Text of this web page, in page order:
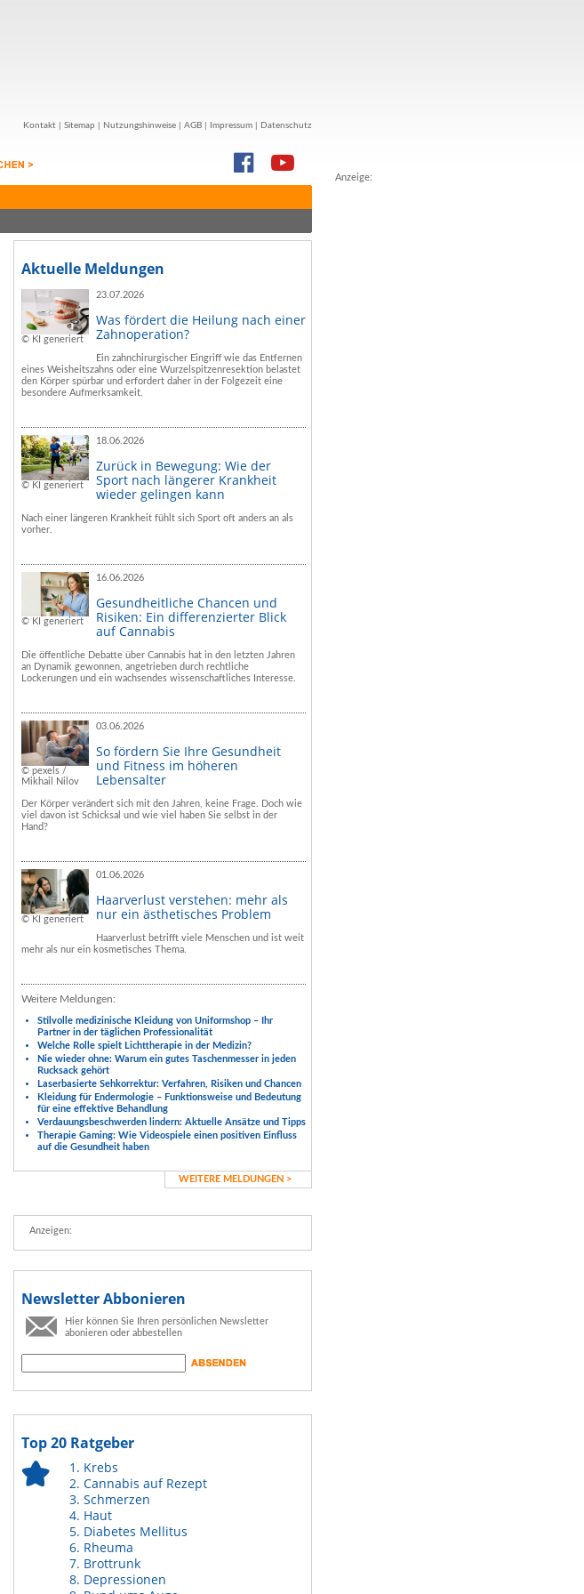
Anzeige:
Kontakt Sitemap Nutzungshinweise AGB Impressum Datenschutz
Aktuelle Meldungen
© KI generiert
23.07.2026
Was fördert die Heilung nach einer
Zahnoperation?
Ein zahnchirurgischer Eingriff wie das Entfernen
eines Weisheitszahns oder eine Wurzelspitzenresektion belastet
den Körper spürbar und erfordert daher in der Folgezeit eine
besondere Aufmerksamkeit.
© KI generiert
18.06.2026
Zurück in Bewegung: Wie der
Sport nach längerer Krankheit
wieder gelingen kann
Nach einer längeren Krankheit fühlt sich Sport oft anders an als
vorher.
© KI generiert
16.06.2026
Gesundheitliche Chancen und
Risiken: Ein differenzierter Blick
auf Cannabis
Die öffentliche Debatte über Cannabis hat in den letzten Jahren
an Dynamik gewonnen, angetrieben durch rechtliche
Lockerungen und ein wachsendes wissenschaftliches Interesse.
© pexels /
Mikhail Nilov
03.06.2026
So fördern Sie Ihre Gesundheit
und Fitness im höheren
Lebensalter
Der Körper verändert sich mit den Jahren, keine Frage. Doch wie
viel davon ist Schicksal und wie viel haben Sie selbst in der
Hand?
© KI generiert
01.06.2026
Haarverlust verstehen: mehr als
nur ein ästhetisches Problem
Haarverlust betrifft viele Menschen und ist weit
mehr als nur ein kosmetisches Thema.
Weitere Meldungen:
Stilvolle medizinische Kleidung von Uniformshop – Ihr
Partner in der täglichen Professionalität
Welche Rolle spielt Lichttherapie in der Medizin?
Nie wieder ohne: Warum ein gutes Taschenmesser in jeden
Rucksack gehört
Laserbasierte Sehkorrektur: Verfahren, Risiken und Chancen
Kleidung für Endermologie – Funktionsweise und Bedeutung
für eine effektive Behandlung
Verdauungsbeschwerden lindern: Aktuelle Ansätze und Tipps
Therapie Gaming: Wie Videospiele einen positiven Einfluss
auf die Gesundheit haben
WEITERE MELDUNGEN >
Anzeigen:
Newsletter Abbonieren
Hier können Sie Ihren persönlichen Newsletter
abonieren oder abbestellen
Top 20 Ratgeber
Krebs
Cannabis auf Rezept
Schmerzen
Haut
Diabetes Mellitus
Rheuma
Brottrunk
Depressionen